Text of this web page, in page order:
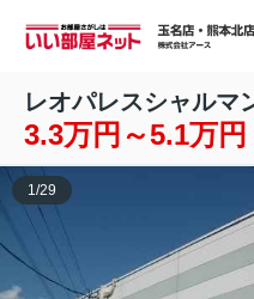
レオパレスシャルマ
3.3万円～5.1万円
1 /29